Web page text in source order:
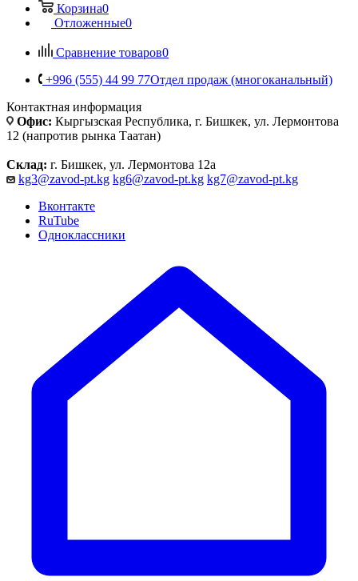
Корзина0
Отложенные0
Сравнение товаров0
+996 (555) 44 99 77Отдел продаж (многоканальный)
Контактная информация
Офис: Кыргызская Республика, г. Бишкек, ул. Лермонтова
12 (напротив рынка Таатан)
Склад: г. Бишкек, ул. Лермонтова 12а
kg3@zavod-pt.kg kg6@zavod-pt.kg kg7@zavod-pt.kg
Вконтакте
RuTube
Одноклассники